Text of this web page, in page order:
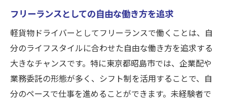
フリーランスとしての自由な働き方を追求
軽貨物ドライバーとしてフリーランスで働くことは、自
分のライフスタイルに合わせた自由な働き方を追求する
大きなチャンスです。特に東京都昭島市では、企業配や
業務委託の形態が多く、シフト制を活用することで、自
分のペースで仕事を進めることができます。未経験者で